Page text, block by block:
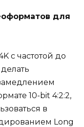
для
с частотой до
10-bit 4:2:2,
в
Long